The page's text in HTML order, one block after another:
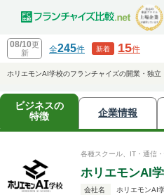
08/10更
新
全245件 新着 15件
ホリエモンAI学校のフランチャイズの開業・独立
ビジネスの
特徴
企業情報
各種スクール、IT・通信
ホリエモンAI
会社名 ホリエモンAI